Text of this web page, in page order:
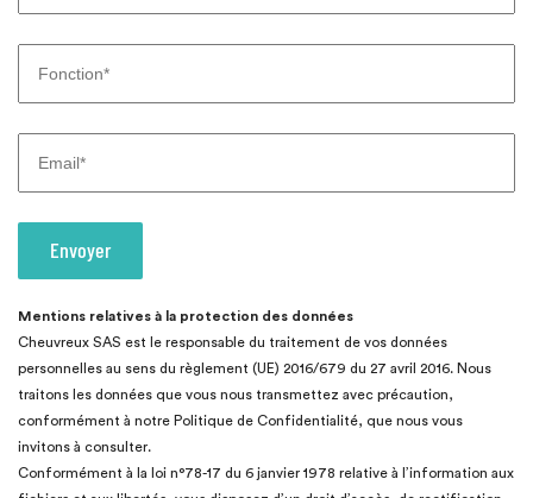
Mentions relatives à la protection des données
Cheuvreux SAS est le responsable du traitement de vos données
personnelles au sens du règlement (UE) 2016/679 du 27 avril 2016. Nous
traitons les données que vous nous transmettez avec précaution,
conformément à notre Politique de Confidentialité, que nous vous
invitons à consulter.
Conformément à la loi n°78-17 du 6 janvier 1978 relative à l’information aux